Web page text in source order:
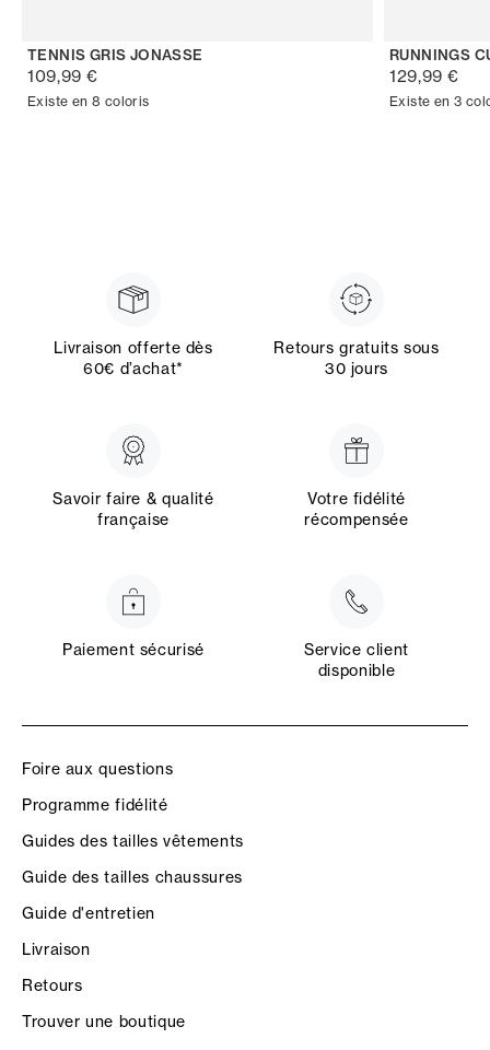
TENNIS GRIS JONASSE
109,99 €
Existe en 8 coloris
RUNNINGS
129,99 €
Existe en 3
Livraison offerte dès
60€ d’achat*
Retours gratuits sous
30 jours
Savoir faire & qualité
française
Votre fidélité
récompensée
Paiement sécurisé
Service client
disponible
Foire aux questions
Programme fidélité
Guides des tailles vêtements
Guide des tailles chaussures
Guide d'entretien
Livraison
Retours
Trouver une boutique